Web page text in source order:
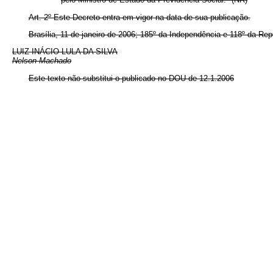
Art. 2º Este Decreto entra em vigor na data de sua publicação.
Brasília, 11 de janeiro de 2006; 185º da Independência e 118º da
LUIZ INÁCIO LULA DA SILVA
Nelson Machado
Este texto não substitui o publicado no DOU de 12.1.2006